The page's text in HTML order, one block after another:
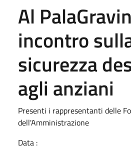
Al
incontro
sicurezza
agli anziani
Presenti i rappresentanti delle
dell'Amministrazione
Data :